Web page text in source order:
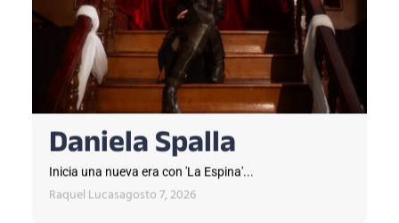
Daniela Spalla
Inicia una nueva era con 'La Espina'...
Raquel Lucasagosto 7, 2026